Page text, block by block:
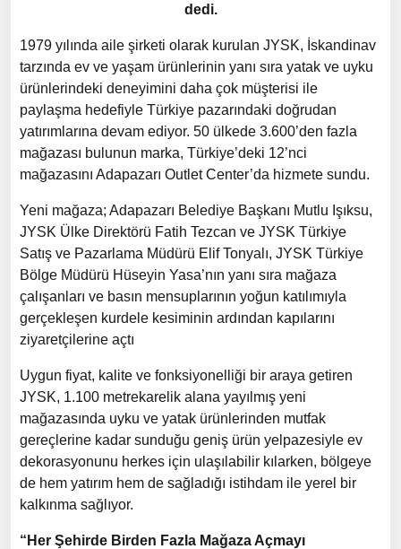
dedi.
1979 yılında aile şirketi olarak kurulan JYSK, İskandinav
tarzında ev ve yaşam ürünlerinin yanı sıra yatak ve uyku
ürünlerindeki deneyimini daha çok müşterisi ile
paylaşma hedefiyle Türkiye pazarındaki doğrudan
yatırımlarına devam ediyor. 50 ülkede 3.600’den fazla
mağazası bulunun marka, Türkiye’deki 12’nci
mağazasını Adapazarı Outlet Center’da hizmete sundu.
Yeni mağaza; Adapazarı Belediye Başkanı Mutlu Işıksu,
JYSK Ülke Direktörü Fatih Tezcan ve JYSK Türkiye
Satış ve Pazarlama Müdürü Elif Tonyalı, JYSK Türkiye
Bölge Müdürü Hüseyin Yasa’nın yanı sıra mağaza
çalışanları ve basın mensuplarının yoğun katılımıyla
gerçekleşen kurdele kesiminin ardından kapılarını
ziyaretçilerine açtı
Uygun fiyat, kalite ve fonksiyonelliği bir araya getiren
JYSK, 1.100 metrekarelik alana yayılmış yeni
mağazasında uyku ve yatak ürünlerinden mutfak
gereçlerine kadar sunduğu geniş ürün yelpazesiyle ev
dekorasyonunu herkes için ulaşılabilir kılarken, bölgeye
de hem yatırım hem de sağladığı istihdam ile yerel bir
kalkınma sağlıyor.
“Her Şehirde Birden Fazla Mağaza Açmayı